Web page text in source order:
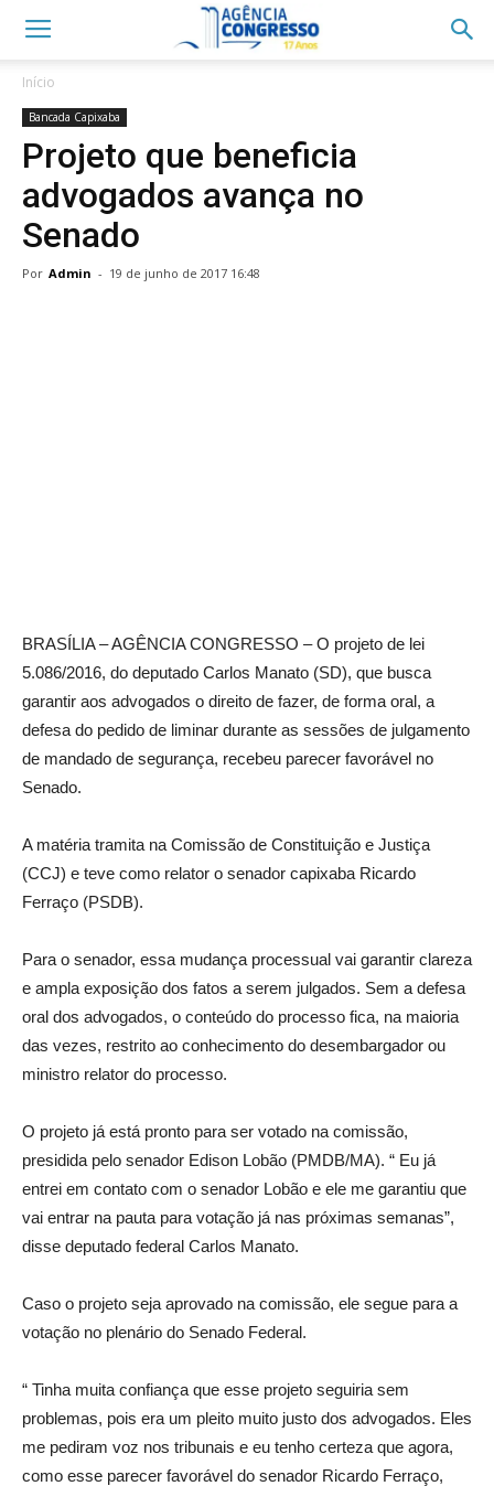
Início
Bancada Capixaba
Projeto que beneficia
advogados avança no
Senado
Por Admin - 19 de junho de 2017 16:48
BRASÍLIA – AGÊNCIA CONGRESSO – O projeto de lei
5.086/2016, do deputado Carlos Manato (SD), que busca
garantir aos advogados o direito de fazer, de forma oral, a
defesa do pedido de liminar durante as sessões de julgamento
de mandado de segurança, recebeu parecer favorável no
Senado.
A matéria tramita na Comissão de Constituição e Justiça
(CCJ) e teve como relator o senador capixaba Ricardo
Ferraço (PSDB).
Para o senador, essa mudança processual vai garantir clareza
e ampla exposição dos fatos a serem julgados. Sem a defesa
oral dos advogados, o conteúdo do processo fica, na maioria
das vezes, restrito ao conhecimento do desembargador ou
ministro relator do processo.
O projeto já está pronto para ser votado na comissão,
presidida pelo senador Edison Lobão (PMDB/MA). “ Eu já
entrei em contato com o senador Lobão e ele me garantiu que
vai entrar na pauta para votação já nas próximas semanas”,
disse deputado federal Carlos Manato.
Caso o projeto seja aprovado na comissão, ele segue para a
votação no plenário do Senado Federal.
“ Tinha muita confiança que esse projeto seguiria sem
problemas, pois era um pleito muito justo dos advogados. Eles
me pediram voz nos tribunais e eu tenho certeza que agora,
como esse parecer favorável do senador Ricardo Ferraço,